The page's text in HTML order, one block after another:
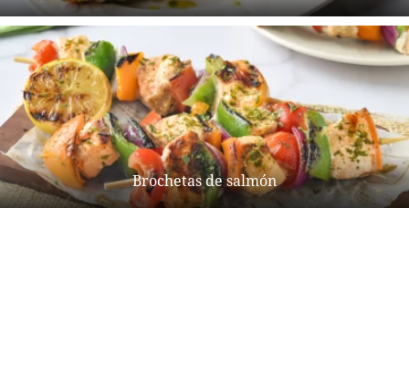
Brochetas de salmón